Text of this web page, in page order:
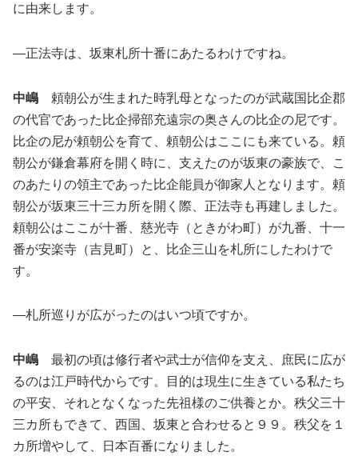
に由来します。
―正法寺は、坂東札所十番にあたるわけですね。
中嶋 頼朝公が生まれた時乳母となったのが武蔵国比企郡
の代官であった比企掃部充遠宗の奥さんの比企の尼です。
比企の尼が頼朝公を育て、頼朝公はここにも来ている。頼
朝公が鎌倉幕府を開く時に、支えたのが坂東の豪族で、こ
のあたりの領主であった比企能員が御家人となります。頼
朝公が坂東三十三カ所を開く際、正法寺も再建しました。
頼朝公はここが十番、慈光寺（ときがわ町）が九番、十一
番が安楽寺（吉見町）と、比企三山を札所にしたわけで
す。
―札所巡りが広がったのはいつ頃ですか。
中嶋 最初の頃は修行者や武士が信仰を支え、庶民に広が
るのは江戸時代からです。目的は現生に生きている私たち
の平安、それとなくなった先祖様のご供養とか。秩父三十
三カ所もできて、西国、坂東と合わせると９９。秩父を１
カ所増やして、日本百番になりました。